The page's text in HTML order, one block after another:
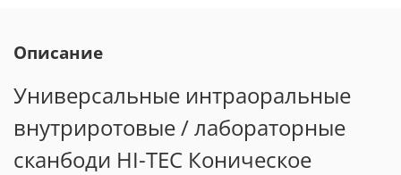
Описание
Универсальные интраоральные
внутриротовые / лабораторные
сканбоди HI-TEC Коническое